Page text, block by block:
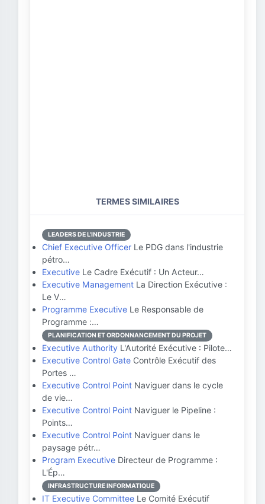
TERMES SIMILAIRES
LEADERS DE L'INDUSTRIE
Chief Executive Officer Le PDG dans l'industrie
pétro…
Executive Le Cadre Exécutif : Un Acteur…
Executive Management La Direction Exécutive :
Le V…
Programme Executive Le Responsable de
Programme :…
PLANIFICATION ET ORDONNANCEMENT DU PROJET
Executive Authority L'Autorité Exécutive : Pilote…
Executive Control Gate Contrôle Exécutif des
Portes …
Executive Control Point Naviguer dans le cycle
de vie…
Executive Control Point Naviguer le Pipeline :
Points…
Executive Control Point Naviguer dans le
paysage pétr…
Program Executive Directeur de Programme :
L'Ép…
INFRASTRUCTURE INFORMATIQUE
IT Executive Committee Le Comité Exécutif